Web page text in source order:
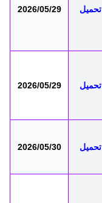
تحميل 2026/05/29
تحميل 2026/05/29
تحميل 2026/05/30